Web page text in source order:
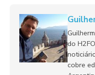
do
cobre